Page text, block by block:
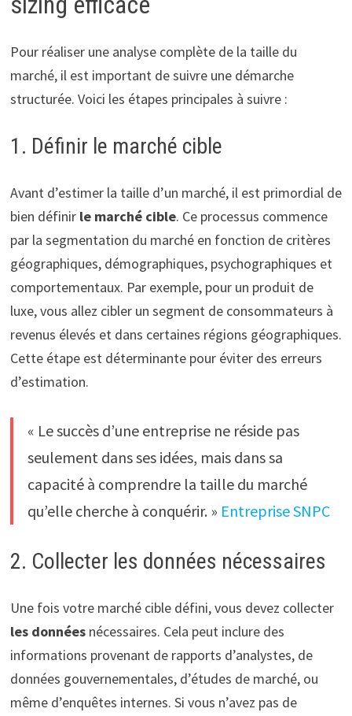
Pour réaliser une analyse complète de la taille du
marché, il est important de suivre une démarche
structurée. Voici les étapes principales à suivre :
1. Définir le marché cible
Avant d’estimer la taille d’un marché, il est primordial de
bien définir le marché cible. Ce processus commence
par la segmentation du marché en fonction de critères
géographiques, démographiques, psychographiques et
comportementaux. Par exemple, pour un produit de
luxe, vous allez cibler un segment de consommateurs à
revenus élevés et dans certaines régions géographiques.
Cette étape est déterminante pour éviter des erreurs
d’estimation.
« Le succès d’une entreprise ne réside pas
seulement dans ses idées, mais dans sa
capacité à comprendre la taille du marché
qu’elle cherche à conquérir. » Entreprise SNPC
2. Collecter les données nécessaires
Une fois votre marché cible défini, vous devez collecter
les donnéesnécessaires. Cela peut inclure des
informations provenant de rapports d’analystes, de
données gouvernementales, d’études de marché, ou
même d’enquêtes internes. Si vous n’avez pas de